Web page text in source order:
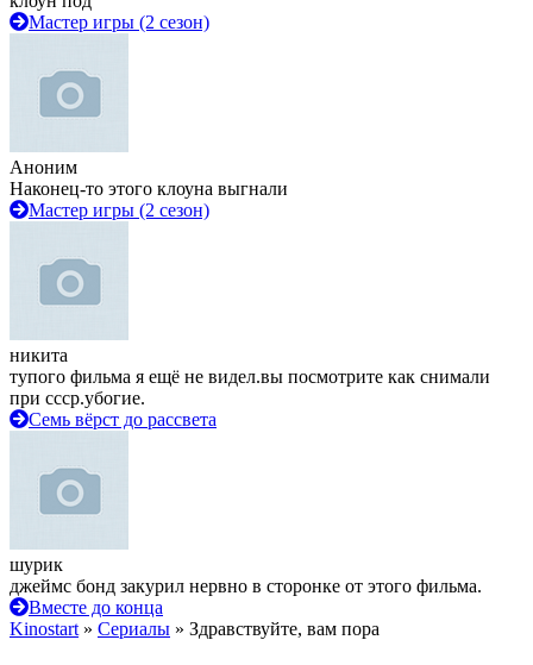
Мастер игры (2 сезон)
Аноним
Наконец-то этого клоуна выгнали
Мастер игры (2 сезон)
никита
тупого фильма я ещё не видел.вы посмотрите как снимали
при ссср.убогие.
Семь вёрст до рассвета
шурик
джеймс бонд закурил нервно в сторонке от этого фильма.
Вместе до конца
Kinostart » Сериалы » Здравствуйте, вам пора